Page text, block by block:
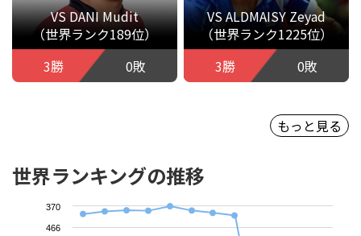
VS DANI Mudit
（世界ランク189位）
3勝
0敗
VS ALDMAISY Zeyad
（世界ランク1225位）
3勝
0敗
もっと見る
世界ランキングの推移
370
466